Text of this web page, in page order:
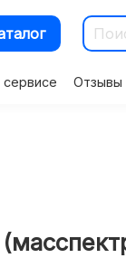
Отзывы